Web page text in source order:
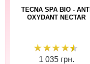
TECNA SPA BIO - ANTI
OXYDANT NECTAR
1 035 грн.